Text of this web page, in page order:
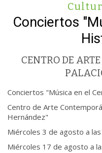
Conciertos
CENTRO DE
Conciertos "Música en el
Centro de Arte
Hernández"
Miércoles 3 de agosto a
Miércoles 17 de agosto a